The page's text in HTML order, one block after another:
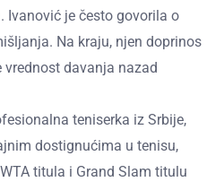
Ivanović je često govorila o
Na kraju, njen doprinos
davanja nazad
teniserka iz Srbije,
dostignućima u tenisu,
titula i Grand Slam titulu